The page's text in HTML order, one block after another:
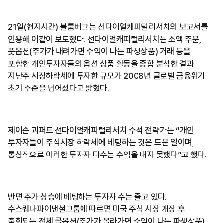
21일(현지시간) 블룸버그는 선다이얼캐피털리서치의 보고서를
인용해 이같이 보도했다. 선다이얼캐피털리서치는 소액 주문,
풋옵션(주가가 내려가면 수익이 나는 파생상품) 거래 등을
포함한 개인투자자들의 옵션 상품 활동을 종합 분석한 결과
지난주 시장하락세에 투자한 규모가 2008년 글로벌 금융위기
초기 수준을 넘어섰다고 밝혔다.
제이슨 괴퍼트 선다이얼캐피털리서치 수석 전략가는 “개인
투자자들이 주식시장 하락세에 베팅하는 것은 드문 일이며,
통상적으로 이러한 투자자 다수는 수익을 내지 못했다”고 했다.
반면 주가 상승에 베팅하는 투자자 수는 줄고 있다.
수스퀘나파이낸셜그룹에 따르면 미국 주식 시장 개장 후
출회되는 전체 콜옵션(주가가 올라가면 수익이 나는 파생상품)